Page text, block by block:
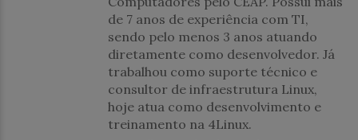
de 7 anos de experiência com TI,
sendo pelo menos 3 anos atuando
diretamente como desenvolvedor. Já
trabalhou como suporte técnico e
consultor de infraestrutura Linux,
hoje atua como desenvolvimento e
treinamento na 4Linux.